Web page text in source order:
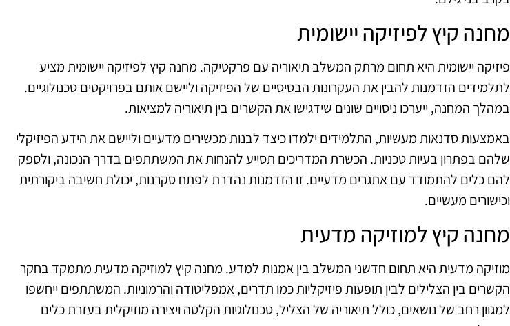
מחנה קיץ לפיזיקה יישומית
פיזיקה יישומית היא תחום מרתק המשלב תיאוריה עם פרקטיקה. מחנה קיץ לפיזיקה יישומית מציע
לתלמידים הזדמנות להבין את העקרונות הבסיסיים של הפיזיקה וליישם אותם בפרויקטים טכנולוגיים.
במהלך המחנה, ייערכו ניסויים שונים שידגישו את הקשרים בין תיאוריה למציאות.
באמצעות סדנאות מעשיות, התלמידים ילמדו כיצד לבנות מכשירים מדעיים וליישם את הידע הפיזיקלי
שלהם בפתרון בעיות טכניות. הכשרת המדריכים תסייע להנחות את המשתתפים בדרך הנכונה, ולספק
להם כלים להתמודד עם אתגרים מדעיים. זו הזדמנות נהדרת לפתח סקרנות, יכולת חשיבה ביקורתית
וכישורים מעשיים.
מחנה קיץ למוזיקה מדעית
מוזיקה מדעית היא תחום חדשני המשלב בין אמנות למדע. מחנה קיץ למוזיקה מדעית מתמקד בחקר
הקשרים בין הצלילים לבין תופעות פיזיקליות כמו תדרים, אמפליטודה והרמוניות. המשתתפים ייחשפו
למגוון רחב של נושאים, כולל תיאוריה של הצליל, טכנולוגיות הקלטה ויצירה מוזיקלית בעזרת כלים